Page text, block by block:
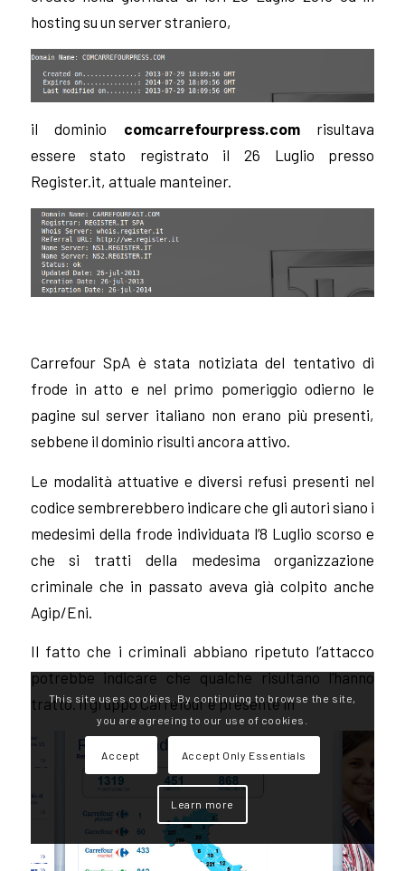
hosting su un server straniero,
il dominio comcarrefourpress.comrisultava
essere stato registrato il 26 Luglio presso
Register.it, attuale manteiner.
Carrefour SpA è stata notiziata del tentativo di
frode in atto e nel primo pomeriggio odierno le
pagine sul server italiano non erano più presenti,
sebbene il dominio risulti ancora attivo.
Le modalità attuative e diversi refusi presenti nel
codice sembrerebbero indicare che gli autori siano i
medesimi della frode individuata l’8 Luglio scorso e
che si tratti della medesima organizzazione
criminale che in passato aveva già colpito anche
Agip/Eni.
Il fatto che i criminali abbiano ripetuto l’attacco
potrebbe indicare che qualche risultano l’hanno
tratto. Il gruppo Carrefour è presente in
This site uses cookies. By continuing to browse the site,
you are agreeing to our use of cookies.
Accept Accept Only Essentials
Learn more